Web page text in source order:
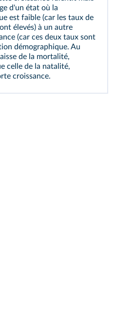
d'un état où la
est faible (car les taux de
élevés) à un autre
(car ces deux taux sont
démographique. Au
de la mortalité,
celle de la natalité,
croissance.